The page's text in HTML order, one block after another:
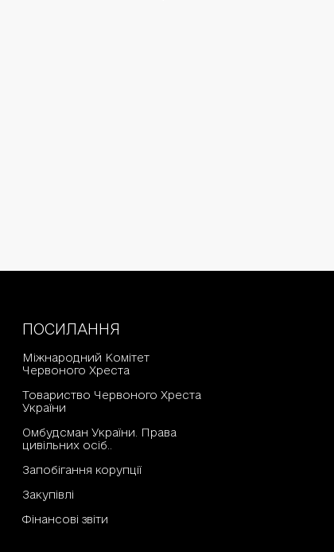
ПОСИЛАННЯ
Міжнародний Комітет
Червоного Хреста
Товариство Червоного Хреста
України
Омбудсман України. Права
цивільних осіб..
Запобігання корупції
Закупівлі
Фінансові звіти